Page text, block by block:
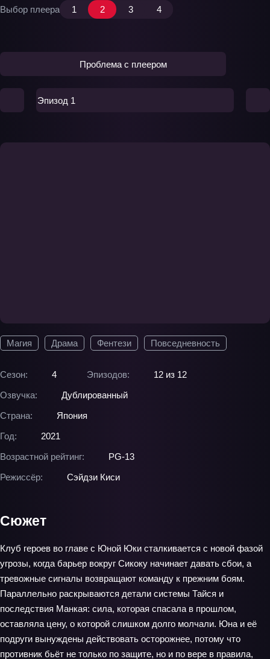
Магия Драма Фентези Повседневность
Сезон: 4 Эпизодов:
12 из 12
Озвучка:
Дублированный
Страна:
Япония
Год:
2021
Возрастной рейтинг:
PG-13
Режиссёр:
Сэйдзи Киси
Выбор плеера 1 2 3 4
Проблема с плеером
Эпизод 1
Сюжет
Клуб героев во главе с Юной Юки сталкивается с новой фазой
угрозы, когда барьер вокруг Сикоку начинает давать сбои, а
тревожные сигналы возвращают команду к прежним боям.
Параллельно раскрываются детали системы Тайся и
последствия Манкая: сила, которая спасала в прошлом,
оставляла цену, о которой слишком долго молчали. Юна и её
подруги вынуждены действовать осторожнее, потому что
противник бьёт не только по защите, но и по вере в правила,